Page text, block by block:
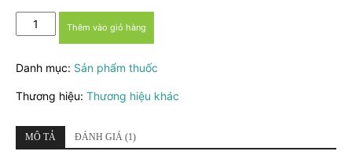
Niệu
Bảo
Hỗ
viêm
tiết
niệu,
Thêm vào giỏ hàng
Danh mục: Sản phẩm thuốc
Thương hiệu: Thương hiệu khác
MÔ TẢ ĐÁNH GIÁ (1)